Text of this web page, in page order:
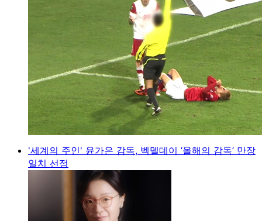
'세계의 주인' 윤가은 감독, 벡델데이 ‘올해의 감독’ 만장
일치 선정